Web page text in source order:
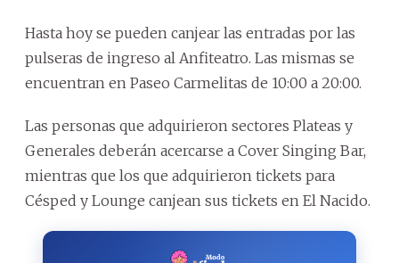
Hasta hoy se pueden canjear las entradas por las
pulseras de ingreso al Anfiteatro. Las mismas se
encuentran en Paseo Carmelitas de 10:00 a 20:00.
Las personas que adquirieron sectores Plateas y
Generales deberán acercarse a Cover Singing Bar,
mientras que los que adquirieron tickets para
Césped y Lounge canjean sus tickets en El Nacido.